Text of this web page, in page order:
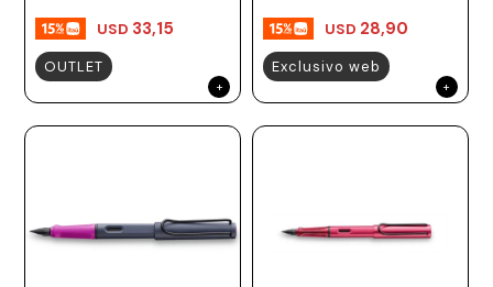
USD 33,15
OUTLET
USD 28,90
Exclusivo web